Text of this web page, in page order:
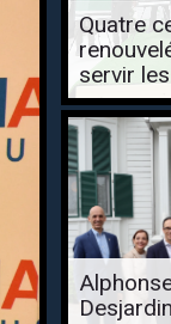
Quatre
servir